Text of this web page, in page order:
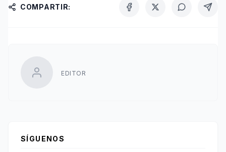
COMPARTIR:
EDITOR
SÍGUENOS